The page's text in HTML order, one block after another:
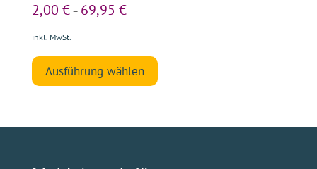
2,00 €– 69,95 €
inkl. MwSt.
Ausführung wählen
Varianten